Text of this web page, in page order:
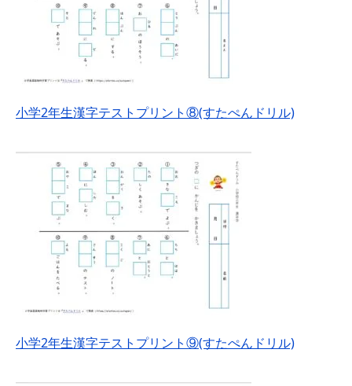
小学2年生漢字テストプリント⑧(すたぺんドリル)
小学2年生漢字テストプリント⑨(すたぺんドリル)